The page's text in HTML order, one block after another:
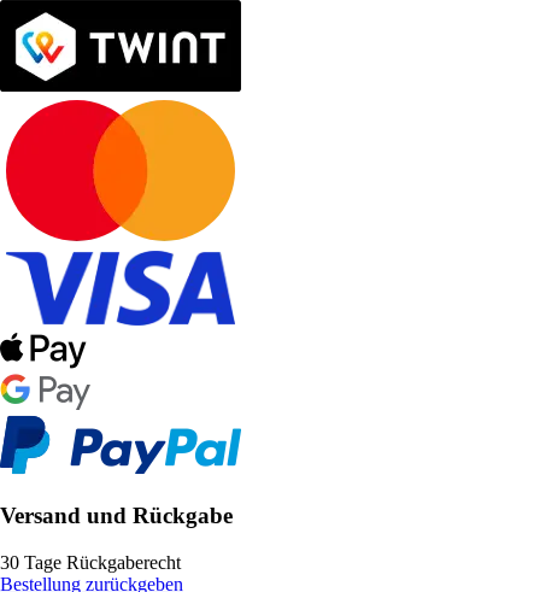
Versand und Rückgabe
30 Tage Rückgaberecht
Bestellung zurückgeben